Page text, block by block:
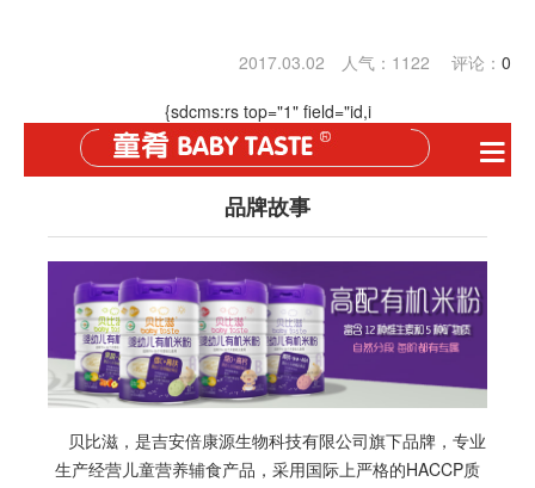
2017.03.02 人气： 1122 评论： 0
{sdcms:rs top="1" field="id,i
品牌故事
贝比滋，是吉安倍康源生物科技有限公司旗下品牌，专业
生产经营儿童营养辅食产品，采用国际上严格的HACCP质